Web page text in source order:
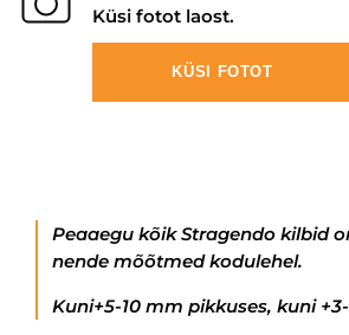
Küsi fotot laost.
KÜSI FOTOT
Peaaegu kõik Stragendo kilbid
nende mõõtmed kodulehel.
Kuni+5-10 mm pikkuses, kuni